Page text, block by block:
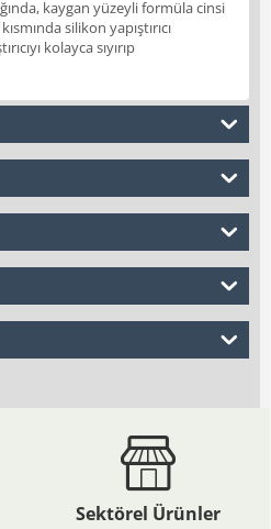
kaygan yüzeyli formüla cinsi
silikon yapıştırıcı
kolayca sıyırıp
Sektörel Ürünler